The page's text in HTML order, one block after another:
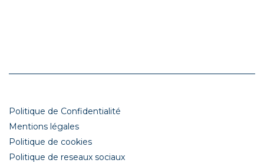
Politique de Confidentialité
Mentions légales
Politique de cookies
Politique de reseaux sociaux